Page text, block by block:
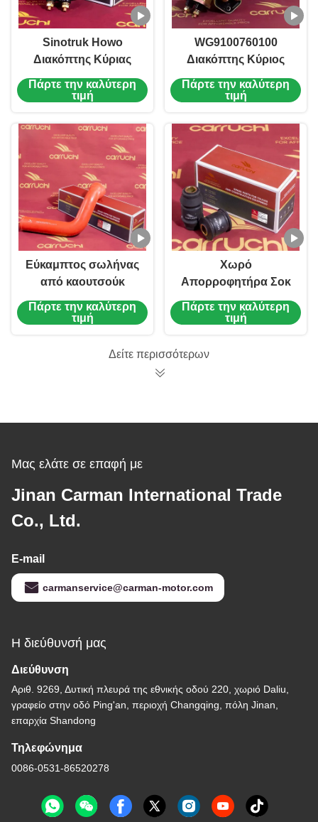
Sinotruk Howo
Διακόπτης Κύριας
Μπαταρίας Ασφαλής
Λειτουργία
KM3600008
Πάρτε την καλύτερη
τιμή
WG9100760100
Διακόπτης Κύριος
Μπαταρίας
199100760100 Αντοχή
Καμπίνα Howo
Πάρτε την καλύτερη
τιμή
Εύκαμπτος σωλήνας
από καουτσούκ
υψηλής απόδοσης
DZ95319535812
Πάρτε την καλύτερη
τιμή
Χωρό
Απορροφητήρα Σοκ
WG9114680004
Σταθερή λειτουργία
Πάρτε την καλύτερη
τιμή
Δείτε περισσότερων
Μας ελάτε σε επαφή με
Jinan Carman International Trade
Co., Ltd.
E-mail
carmanservice@carman-motor.com
Η διεύθυνσή μας
Διεύθυνση
Αριθ. 9269, Δυτική πλευρά της εθνικής οδού 220, χωριό Daliu,
γραφείο στην οδό Ping'an, περιοχή Changqing, πόλη Jinan,
επαρχία Shandong
Τηλεφώνημα
0086-0531-86520278